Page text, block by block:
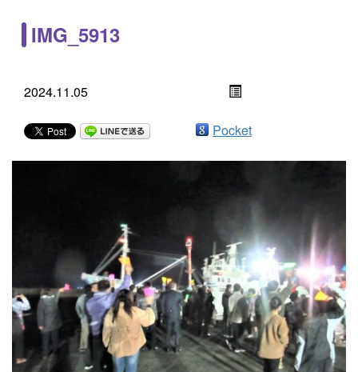
IMG_5913
2024.11.05
Pocket